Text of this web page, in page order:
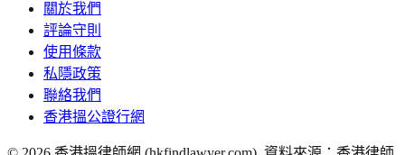
關於我們
評論守則
使用條款
私隱政策
聯絡我們
香港搵公證行網